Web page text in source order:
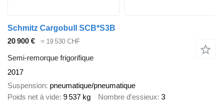
Schmitz Cargobull SCB*S3B
20 900 €
≈ 19 530 CHF
Semi-remorque frigorifique
2017
Suspension pneumatique/pneumatique
Poids net à vide 9 537 kg Nombre d'essieux 3